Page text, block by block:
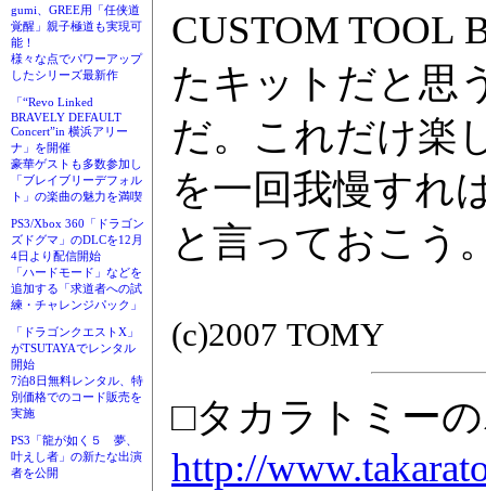
gumi、GREE用「任侠道
覚醒」親子極道も実現可
能！
様々な点でパワーアップ
したシリーズ最新作
「“Revo Linked
BRAVELY DEFAULT
Concert”in 横浜アリー
ナ」を開催
豪華ゲストも多数参加し
「ブレイブリーデフォル
ト」の楽曲の魅力を満喫
PS3/Xbox 360「ドラゴン
ズドグマ」のDLCを12月
4日より配信開始
「ハードモード」などを
追加する「求道者への試
練・チャレンジパック」
「ドラゴンクエストX」
がTSUTAYAでレンタル
開始
7泊8日無料レンタル、特
別価格でのコード販売を
実施
PS3「龍が如く５ 夢、
叶えし者」の新たな出演
者を公開
CUSTOM TOOL
たキットだと思
だ。これだけ楽
を一回我慢すれ
と言っておこう
(c)2007 TOMY
□タカラトミー
http://